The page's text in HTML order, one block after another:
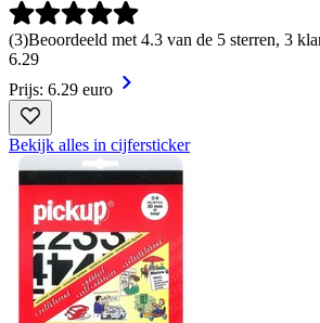
(3)Beoordeeld met 4.3 van de 5 sterren, 3
6.29
Prijs: 6.29 euro
Bekijk alles in cijfersticker